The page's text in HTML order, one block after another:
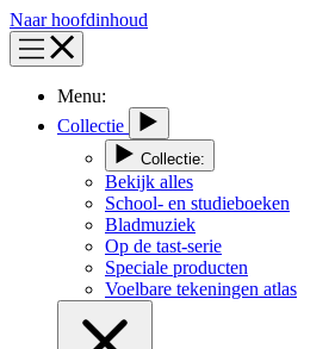
Naar hoofdinhoud
Menu:
Collectie
Collectie:
Bekijk alles
School- en studieboeken
Bladmuziek
Op de tast-serie
Speciale producten
Voelbare tekeningen atlas